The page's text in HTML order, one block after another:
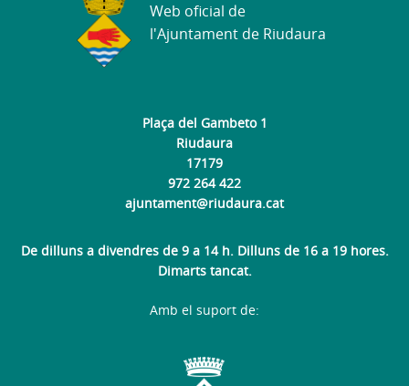
Plaça del Gambeto 1
Riudaura
17179
972 264 422
ajuntament@riudaura.cat
De dilluns a divendres de 9 a 14 h. Dilluns de 16 a 19 hores.
Dimarts tancat.
Web oficial de
l'Ajuntament de Riudaura
Amb el suport de: